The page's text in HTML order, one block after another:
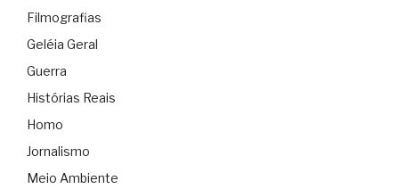
Filmografias
Geléia Geral
Guerra
Histórias Reais
Homo
Jornalismo
Meio Ambiente